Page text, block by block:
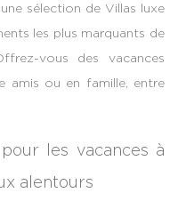
sélection de Villas luxe
les plus marquants de
vous des vacances
amis ou en famille, entre
les vacances à
alentours